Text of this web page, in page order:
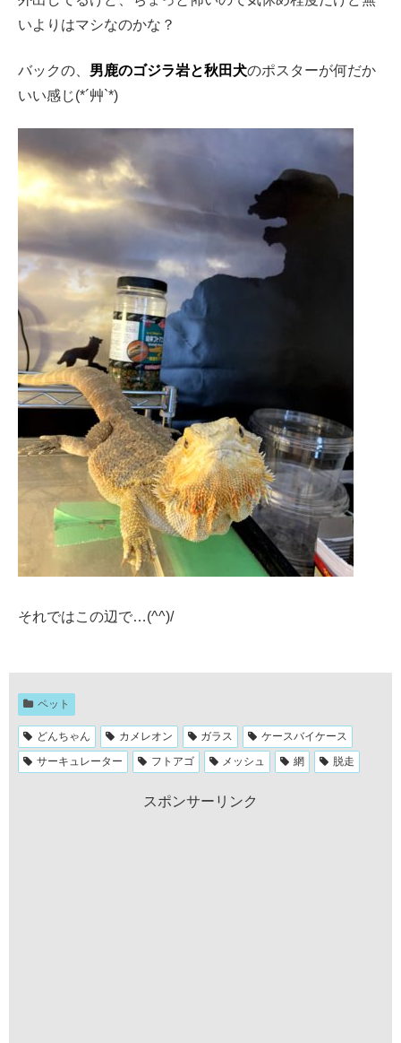
いよりはマシなのかな？
バックの、 男鹿のゴジラ岩と秋田犬のポスターが何だか
いい感じ(*´艸`*)
それではこの辺で…(^^)/
ペット
どんちゃん カメレオン ガラス
ケースバイケース
サーキュレーター
フトアゴ メッシュ 網 脱走
スポンサーリンク